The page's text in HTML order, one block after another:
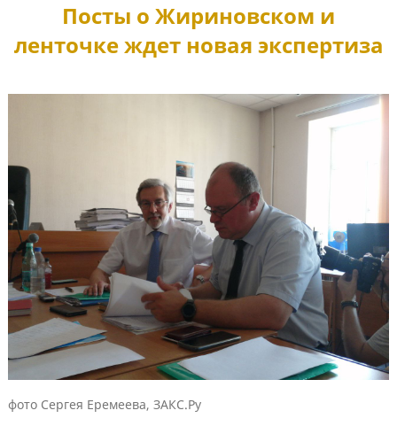
Посты о Жириновском и
ленточке ждет новая экспертиза
фото Сергея Еремеева, ЗАКС.Ру